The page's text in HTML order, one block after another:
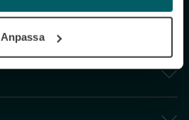
ditt samtycke när som helst.
Anpassa